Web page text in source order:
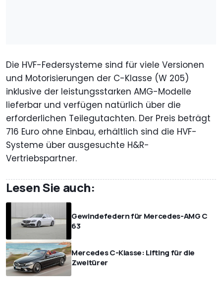
Die HVF-Federsysteme sind für viele Versionen
und Motorisierungen der C-Klasse (W 205)
inklusive der leistungsstarken AMG-Modelle
lieferbar und verfügen natürlich über die
erforderlichen Teilegutachten. Der Preis beträgt
716 Euro ohne Einbau, erhältlich sind die HVF-
Systeme über ausgesuchte H&R-
Vertriebspartner.
Lesen Sie auch:
Gewindefedern für Mercedes-AMG C
63
Mercedes C-Klasse: Lifting für die
Zweitürer